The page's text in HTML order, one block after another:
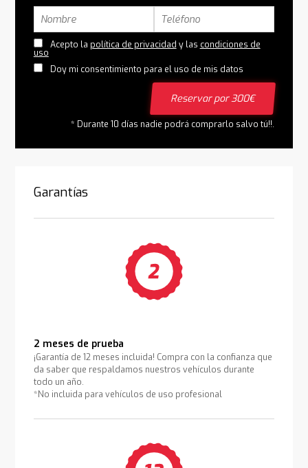
Acepto la política de privacidad y las condiciones de
uso
Doy mi consentimiento para el uso de mis datos
Reservar por 300€
* Durante 10 días nadie podrá comprarlo salvo tú!!.
Garantías
2 meses de prueba
¡Garantía de 12 meses incluida! Compra con la confianza que
da saber que respaldamos nuestros vehículos durante
todo un año.
*No incluida para vehículos de uso profesional